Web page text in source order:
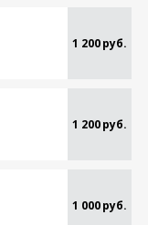
1 200 руб.
1 200 руб.
1 000 руб.